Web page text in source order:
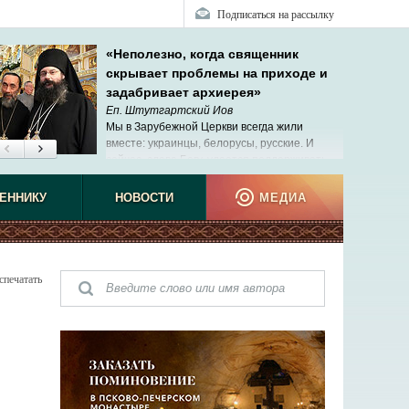
Подписаться на рассылку
«Неполезно, когда священник
скрывает проблемы на приходе и
задабривает архиерея»
Еп. Штутгартский Иов
Мы в Зарубежной Церкви всегда жили
вместе: украинцы, белорусы, русские. И
эти теплые отношения.
НОВОСТИ МЕДИА